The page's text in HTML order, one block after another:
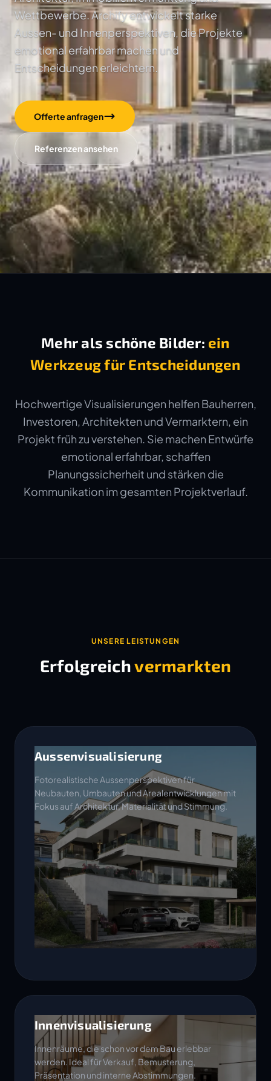
Wettbewerbe. Archify entwickelt starke
Aussen- und Innenperspektiven, die Projekte
emotional erfahrbar machen und
Entscheidungen erleichtern.
Offerte anfragen
Referenzen ansehen
Mehr als schöne Bilder: ein
Werkzeug für Entscheidungen
Hochwertige Visualisierungen helfen Bauherren,
Investoren, Architekten und Vermarktern, ein
Projekt früh zu verstehen. Sie machen Entwürfe
emotional erfahrbar, schaffen
Planungssicherheit und stärken die
Kommunikation im gesamten Projektverlauf.
UNSERE LEISTUNGEN
Erfolgreichvermarkten
Aussenvisualisierung
Fotorealistische Aussenperspektiven für
Neubauten, Umbauten und Arealentwicklungen mit
Fokus auf Architektur, Materialität und Stimmung.
Innenvisualisierung
Innenräume, die schon vor dem Bau erlebbar
werden. Ideal für Verkauf, Bemusterung,
Präsentation und interne Abstimmungen.